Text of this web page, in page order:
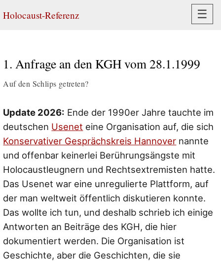
Holocaust-Referenz ☰
1. Anfrage an den KGH vom 28.1.1999
Auf den Schlips getreten?
Update 2026: Ende der 1990er Jahre tauchte im
deutschen Usenet eine Organisation auf, die sich
Konservativer Gesprächskreis Hannover nannte
und offenbar keinerlei Berührungsängste mit
Holocaustleugnern und Rechtsextremisten hatte.
Das Usenet war eine unregulierte Plattform, auf
der man weltweit öffentlich diskutieren konnte.
Das wollte ich tun, und deshalb schrieb ich einige
Antworten an Beiträge des KGH, die hier
dokumentiert werden. Die Organisation ist
Geschichte, aber die Geschichten, die sie